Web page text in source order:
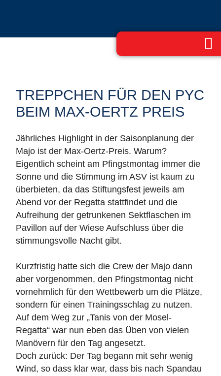
TREPPCHEN FÜR DEN PYC
BEIM MAX-OERTZ PREIS
Jährliches Highlight in der Saisonplanung der
Majo ist der Max-Oertz-Preis. Warum?
Eigentlich scheint am Pfingstmontag immer die
Sonne und die Stimmung im ASV ist kaum zu
überbieten, da das Stiftungsfest jeweils am
Abend vor der Regatta stattfindet und die
Aufreihung der getrunkenen Sektflaschen im
Pavillon auf der Wiese Aufschluss über die
stimmungsvolle Nacht gibt.
Kurzfristig hatte sich die Crew der Majo dann
aber vorgenommen, den Pfingstmontag nicht
vornehmlich für den Wettbewerb um die Plätze,
sondern für einen Trainingsschlag zu nutzen.
Auf dem Weg zur „Tanis von der Mosel-
Regatta“ war nun eben das Üben von vielen
Manövern für den Tag angesetzt.
Doch zurück: Der Tag begann mit sehr wenig
Wind, so dass klar war, dass bis nach Spandau